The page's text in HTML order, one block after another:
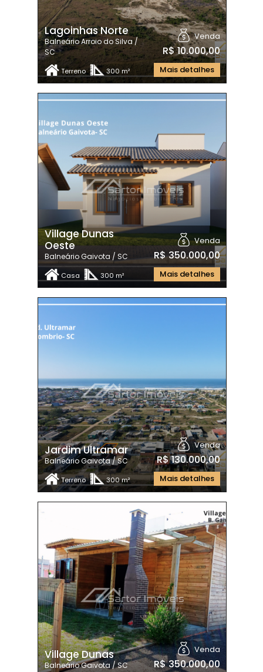
Lagoinhas Norte
Balneário Arroio do Silva /
SC
Terreno 300 m²
Venda
R$ 10.000,00
Mais detalhes
Village Dunas
Oeste
Balneário Gaivota / SC
Casa 300 m²
Venda
R$ 350.000,00
Mais detalhes
Jardim Ultramar
Balneário Gaivota / SC
Terreno 300 m²
Venda
R$ 130.000,00
Mais detalhes
Village Dunas
Balneário Gaivota / SC
Venda
R$ 350.000,00